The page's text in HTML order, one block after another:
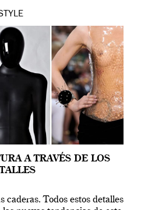
A TRAVÉS DE LOS
caderas. Todos estos detalles